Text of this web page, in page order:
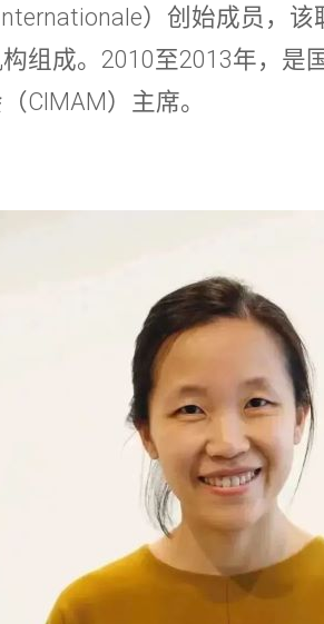
）创始成员，
组成。2010至2013年，是
CIMAM）主席。